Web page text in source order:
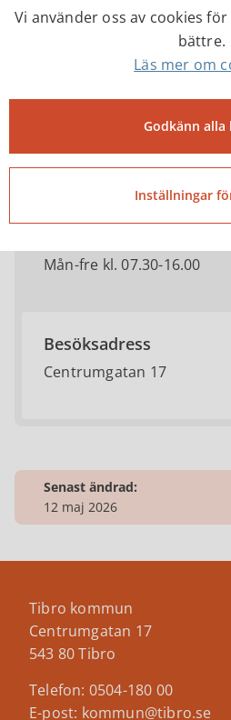
Tibro kommun
0504-18000
kommun@tibro.se
Mån-fre kl. 07.30-16.00
Besöksadress
Centrumgatan 17
Senast ändrad:
12 maj 2026
Tibro kommun
Centrumgatan 17
543 80 Tibro
Telefon: 0504-180 00
E-post: kommun@tibro.se
Vi använder oss av cookies
bättre.
Läs mer om
Godkänn alla
Inställningar